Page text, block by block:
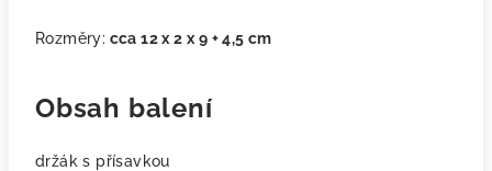
Rozměry: cca 12 x 2 x 9 + 4,5 cm
Obsah balení
držák s přísavkou